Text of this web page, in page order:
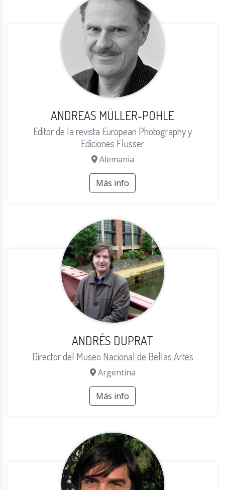
ANDREAS MÜLLER-POHLE
Editor de la revista European Photography y
Ediciones Flusser
Alemania
Más info
ANDRÉS DUPRAT
Director del Museo Nacional de Bellas Artes
Argentina
Más info